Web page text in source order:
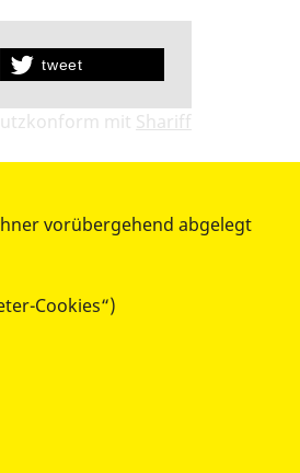
tweet
mit Shariff
- SERVICE
Geschäftsstelle
Pirna
vorübergehend abgelegt
Cookies“)